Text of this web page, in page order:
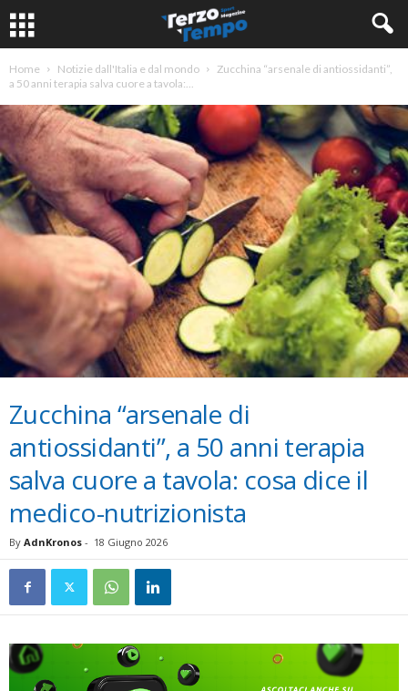
Home Notizie dall'Italia e dal mondo
Zucchina “arsenale di antiossidanti”,
a 50 anni terapia salva cuore a tavola:...
Zucchina “arsenale di
antiossidanti”, a 50 anni terapia
salva cuore a tavola: cosa dice il
medico-nutrizionista
By AdnKronos - 18 Giugno 2026